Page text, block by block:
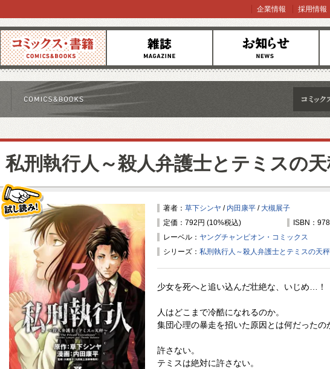
コミックス 雑誌 お知らせ オ
企業情報 採用情報
私刑執行人～殺人弁護士とテミスの天
著者： 草下シンヤ / 内田康平 / 大槻展子
定価：792円 (10%税込)
ISBN：
レーベル： ヤングチャンピオン・コミックス
シリーズ： 私刑執行人～殺人弁護士とテミスの天
少女を死へと追い込んだ壮絶な、いじめ…！
人はどこまで冷酷になれるのか。
集団心理の暴走を招いた原因とは何だったの
許さない。
テミスは絶対に許さない。
試し読み！